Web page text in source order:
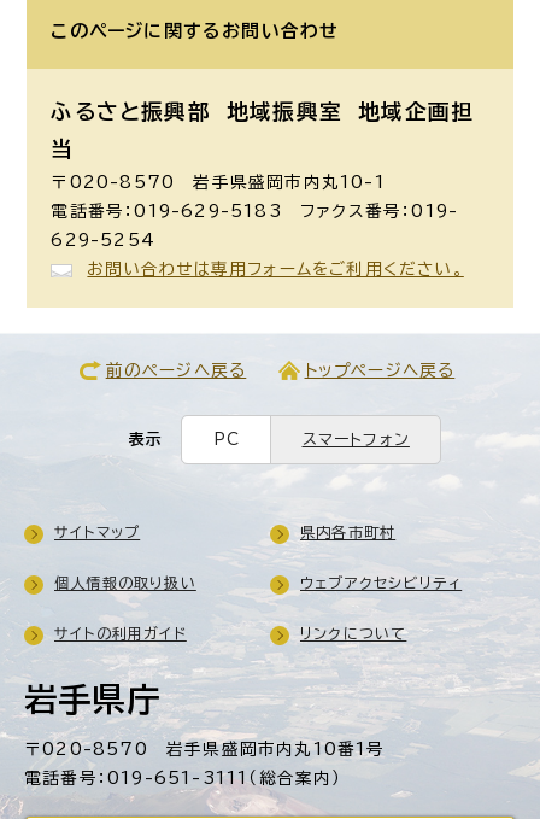
このページに関する お問い合わせ
ふるさと振興部 地域振興室
地域企画担
当
〒020-8570 岩手県盛岡市内丸10-1
電話番号：019-629-5183 ファクス番号：019-
629-5254
お問い合わせは専用フォームをご利用ください。
前のページへ戻る トップページへ戻る
表示 PC スマートフォン
岩手県庁
〒020-8570 岩手県盛岡市内丸10番1号
電話番号：019-651-3111（総合案内）
サイトマップ 県内各市町村
個人情報の取り扱い ウェブアクセシビリティ
サイトの利用ガイド リンクについて